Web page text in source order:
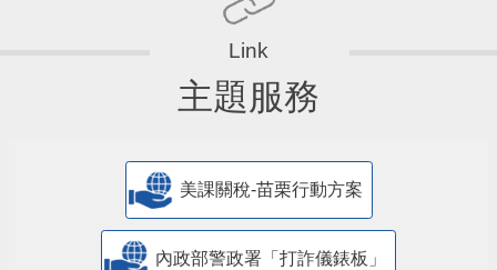
主題服務
美課關稅-苗栗行動方案
內政部警政署「打詐儀錶板」